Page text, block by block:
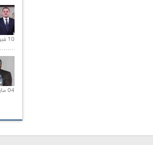
10 فبراير 2021 |
04 مارس 2020 |